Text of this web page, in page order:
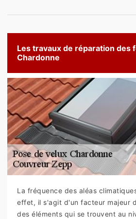
Les travaux de réparation des
Chardonne
La fréquence des aléas
effet, il s'agit d'un facteur majeur
des éléments qui se trouvent au